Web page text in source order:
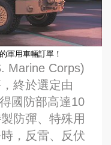
軍用車輛訂單！
Marine Corps)
終於選定由
國防部高達10
防彈、特殊用
，反雷、反伏